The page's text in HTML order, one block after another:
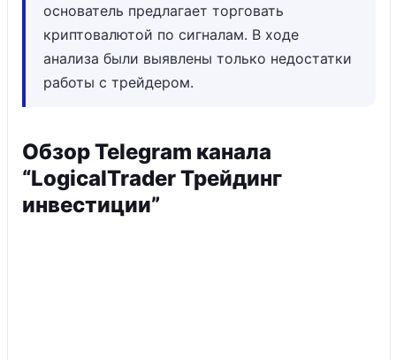
основатель предлагает торговать
криптовалютой по сигналам. В ходе
анализа были выявлены только недостатки
работы с трейдером.
Обзор Telegram канала
“LogicalTrader Трейдинг
инвестиции”